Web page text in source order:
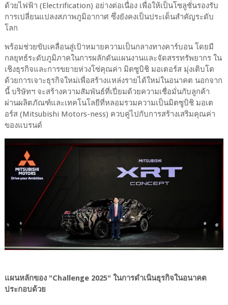
ด้วยไฟฟ้า (Electrification) อย่างต่อเนื่อง เพื่อให้เป็นโซลูชั่นรองรับ
การเปลี่ยนแปลงสภาพภูมิอากาศ ซึ่งยังคงเป็นประเด็นสำคัญระดับ
โลก
พร้อมช่วยขับเคลื่อนสู่เป้าหมายความเป็นกลางทางคาร์บอน โดยมี
กลยุทธ์ระดับภูมิภาคในการผลักดันแผนงานและจัดสรรทรัพยากร ใน
เชิงธุรกิจและการขยายห่วงโซ่คุณค่า มิตซูบิชิ มอเตอร์ส มุ่งเติบโต
ด้วยการเจาะธุรกิจใหม่เพื่อสร้างแหล่งรายได้ใหม่ในอนาคต นอกจาก
นี้ บริษัทฯ จะสร้างความสัมพันธ์ที่เปี่ยมด้วยความเชื่อมั่นกับลูกค้า
ผ่านผลิตภัณฑ์และเทคโนโลยีที่หลอมรวมความเป็นมิตซูบิชิ มอเต
อร์ส (Mitsubishi Motors-ness) ควบคู่ไปกับการสร้างเสริมคุณค่า
ของแบรนด์
แผนหลักของ "Challenge 2025" ในการดำเนินธุรกิจในอนาคต
ประกอบด้วย